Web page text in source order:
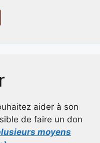
aider à son
de faire un don
moyens